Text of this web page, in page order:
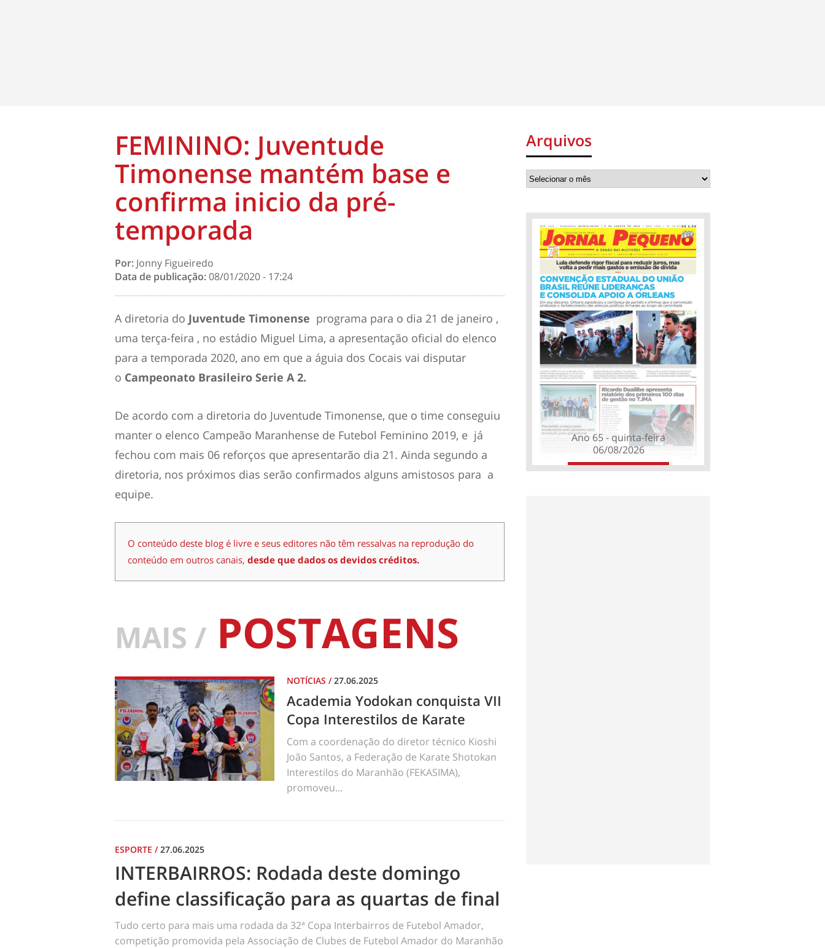
FEMININO: Juventude
Timonense mantém base e
confirma inicio da pré-
temporada
Por: Jonny Figueiredo
Data de publicação:08/01/2020 - 17:24
A diretoria do Juventude Timonense programa para o dia 21 de janeiro ,
uma terça-feira , no estádio Miguel Lima, a apresentação oficial do elenco
para a temporada 2020, ano em que a águia dos Cocais vai disputar
o Campeonato Brasileiro Serie A 2.
De acordo com a diretoria do Juventude Timonense, que o time conseguiu
manter o elenco Campeão Maranhense de Futebol Feminino 2019, e já
fechou com mais 06 reforços que apresentarão dia 21. Ainda segundo a
diretoria, nos próximos dias serão confirmados alguns amistosos para a
equipe.
O conteúdo deste blog é livre e seus editores não têm ressalvas na reprodução do
conteúdo em outros canais, desde que dados os devidos créditos.
MAIS / POSTAGENS
NOTÍCIAS /27.06.2025
Academia Yodokan conquista VII
Copa Interestilos de Karate
Com a coordenação do diretor técnico Kioshi
João Santos, a Federação de Karate Shotokan
Interestilos do Maranhão (FEKASIMA),
promoveu...
ESPORTE /27.06.2025
INTERBAIRROS: Rodada deste domingo
define classificação para as quartas de final
Tudo certo para mais uma rodada da 32ª Copa Interbairros de Futebol Amador,
competição promovida pela Associação de Clubes de Futebol Amador do Maranhão
Arquivos
Ano 65 - quinta-feira
06/08/2026